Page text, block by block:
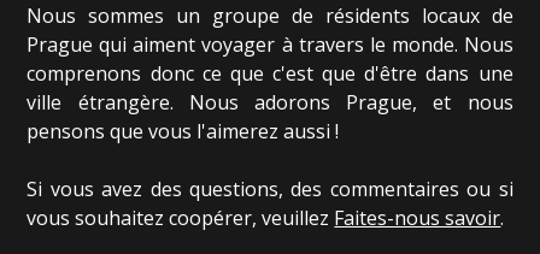
Nous sommes un groupe de résidents locaux de
Prague qui aiment voyager à travers le monde. Nous
comprenons donc ce que c'est que d'être dans une
ville étrangère. Nous adorons Prague, et nous
pensons que vous l'aimerez aussi !
Si vous avez des questions, des commentaires ou si
vous souhaitez coopérer, veuillez Faites-nous savoir.